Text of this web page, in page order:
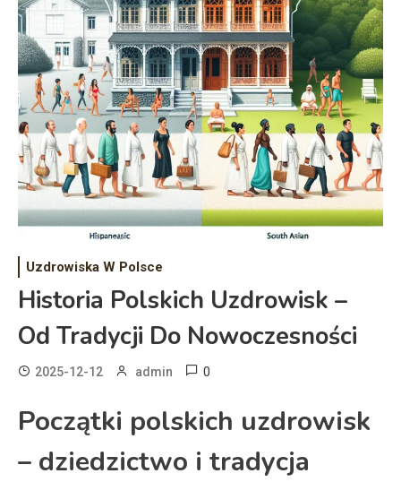
Uzdrowiska W Polsce
Historia Polskich Uzdrowisk –
Od Tradycji Do Nowoczesności
2025-12-12 admin 0
Początki polskich uzdrowisk
– dziedzictwo i tradycja